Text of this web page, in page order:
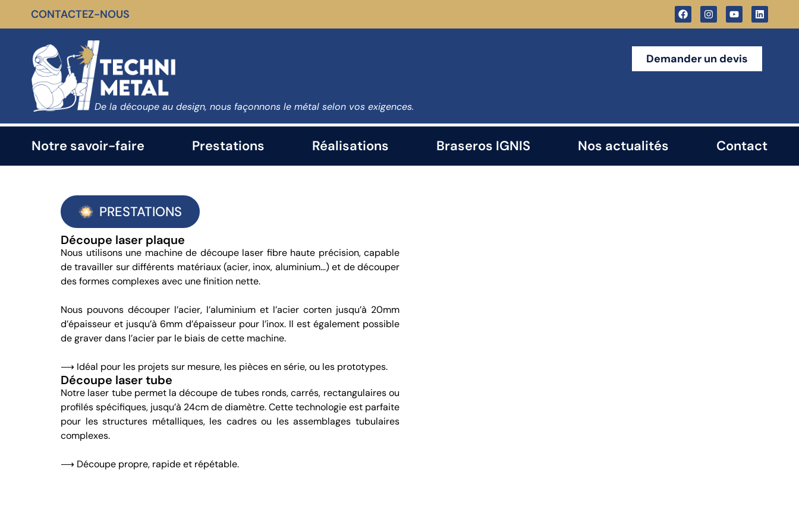
CONTACTEZ-NOUS
De la découpe au design, nous façonnons le métal selon vos exigences.
Demander un devis
Notre savoir-faire Prestations Réalisations Braseros IGNIS Nos actualités Contact
PRESTATIONS
Découpe laser plaque
Nous utilisons une machine de découpe laser fibre haute précision, capable
de travailler sur différents matériaux (acier, inox, aluminium…) et de découper
des formes complexes avec une finition nette.
Nous pouvons découper l’acier, l’aluminium et l’acier corten jusqu’à 20mm
d’épaisseur et jusqu’à 6mm d’épaisseur pour l’inox. Il est également possible
de graver dans l’acier par le biais de cette machine.
⟶ Idéal pour les projets sur mesure, les pièces en série, ou les prototypes.
Découpe laser tube
Notre laser tube permet la découpe de tubes ronds, carrés, rectangulaires ou
profilés spécifiques, jusqu’à 24cm de diamètre. Cette technologie est parfaite
pour les structures métalliques, les cadres ou les assemblages tubulaires
complexes.
⟶ Découpe propre, rapide et répétable.